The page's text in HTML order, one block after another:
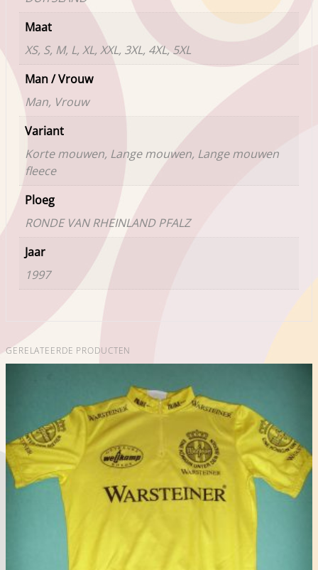
Maat
XS, S, M, L, XL, XXL, 3XL, 4XL, 5XL
Man / Vrouw
Man, Vrouw
Variant
Korte mouwen, Lange mouwen, Lange mouwen
fleece
Ploeg
RONDE VAN RHEINLAND PFALZ
Jaar
1997
GERELATEERDE PRODUCTEN